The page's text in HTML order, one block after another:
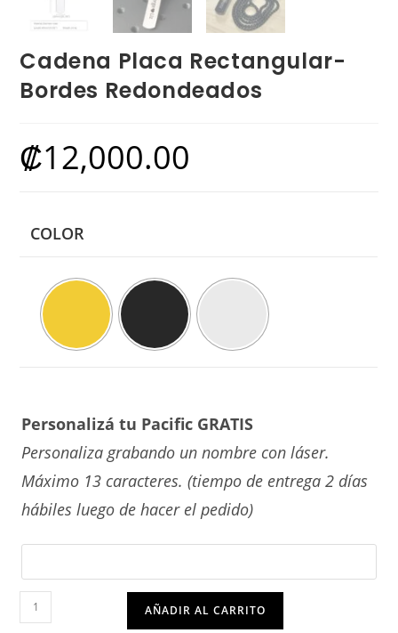
Cadena Placa Rectangular-
Bordes Redondeados
₡12,000.00
COLOR
Personalizá tu Pacific GRATIS
Personaliza grabando un nombre con láser.
Máximo 13 caracteres. (tiempo de entrega 2 días
hábiles luego de hacer el pedido)
Cadena
Placa
AÑADIR AL CARRITO